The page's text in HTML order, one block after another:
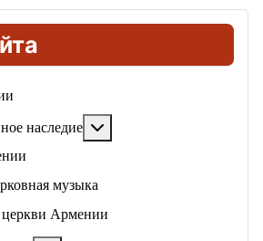
наследие
музыка
Армении